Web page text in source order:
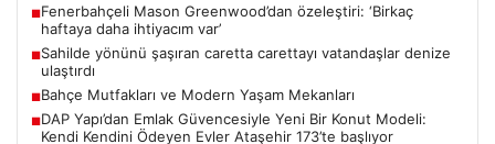
■Fenerbahçeli Mason Greenwood’dan özeleştiri: ‘Birkaç
haftaya daha ihtiyacım var’
■Sahilde yönünü şaşıran caretta carettayı vatandaşlar denize
ulaştırdı
■Bahçe Mutfakları ve Modern Yaşam Mekanları
■DAP Yapı’dan Emlak Güvencesiyle Yeni Bir Konut Modeli:
Kendi Kendini Ödeyen Evler Ataşehir 173’te başlıyor